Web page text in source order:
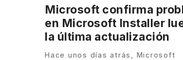
Microsoft confirma
en Microsoft Installer
la última actualización
Hace unos días atrás, Microsoft